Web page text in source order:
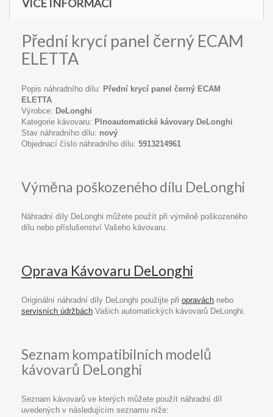
VÍCE INFORMACÍ
Přední krycí panel černý ECAM
ELETTA
Popis náhradního dílu: Přední krycí panel černý ECAM
ELETTA
Výrobce: DeLonghi
Kategorie kávovaru: Plnoautomatické kávovary DeLonghi
Stav náhradního dílu: nový
Objednací číslo náhradního dílu: 5913214961
Výměna poškozeného dílu DeLonghi
Náhradní díly DeLonghi můžete použít při výměně poškozeného
dílu nebo příslušenství Vašeho kávovaru.
Oprava Kávovaru DeLonghi
Originální náhradní díly DeLonghi použijte při opravách nebo
servisních údržbách Vašich automatických kávovarů DeLonghi.
Seznam kompatibilních modelů
kávovarů DeLonghi
Seznam kávovarů ve kterých můžete použít náhradní díl
uvedených v následujícím seznamu níže: